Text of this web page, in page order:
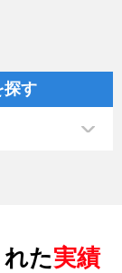
探す
た実績